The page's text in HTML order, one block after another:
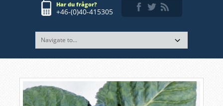
Har du frågor?
+46-(0)40-415305